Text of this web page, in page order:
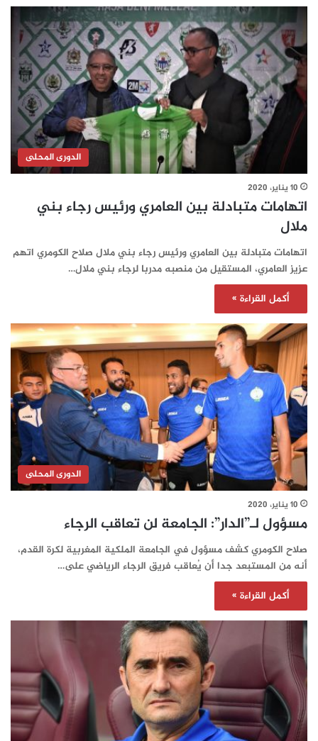
الدورى المحلى
10 يناير، 2020
اتهامات متبادلة بين العامري ورئيس رجاء بني
ملال
اتهامات متبادلة بين العامري ورئيس رجاء بني ملال صلاح الكومري اتهم
عزيز العامري، المستقيل من منصبه مدربا لرجاء بني ملال…
أكمل القراءة »
الدورى المحلى
10 يناير، 2020
مسؤول لـ”الدار”: الجامعة لن تعاقب الرجاء
صلاح الكومري كشف مسؤول في الجامعة الملكية المغربية لكرة القدم،
أنه من المستبعد جدا أن يُعاقب فريق الرجاء الرياضي على…
أكمل القراءة »